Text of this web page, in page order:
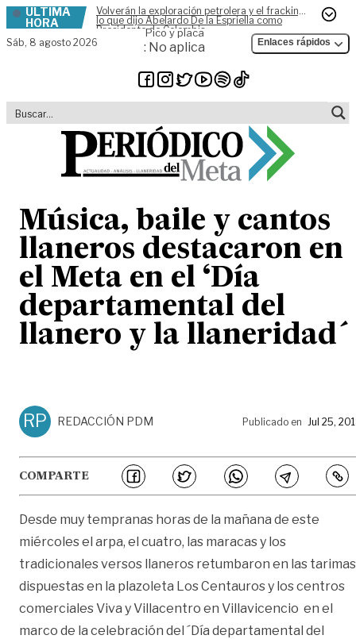
Skip to content
ÚLTIMA
HORA
Volverán la exploración petrolera y el fracking,
lo que dijo Abelardo De la Espriella como
Presidente de Colombia
Sáb, 8 agosto 2026
Pico y placa
: No aplica Enlaces rápidos
Música, baile y cantos
llaneros destacaron en
el Meta en el ‘Día
departamental del
llanero y la llaneridad´
RP REDACCIÓN PDM Publicado en Jul 25,
COMPARTE
Desde muy tempranas horas de la mañana de este
miércoles el arpa, el cuatro, las maracas y los
tradicionales versos llaneros retumbaron en las tarimas
dispuestas en la plazoleta Los Centauros y los centros
comerciales Viva y Villacentro en Villavicencio en el
marco de la celebración del ´Día departamental del